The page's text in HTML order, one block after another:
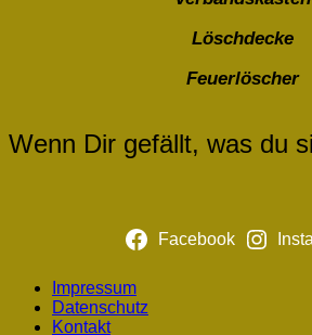
Löschdecke
Feuerlöscher
Wenn Dir gefällt, was du
Facebook
Impressum
Datenschutz
Kontakt